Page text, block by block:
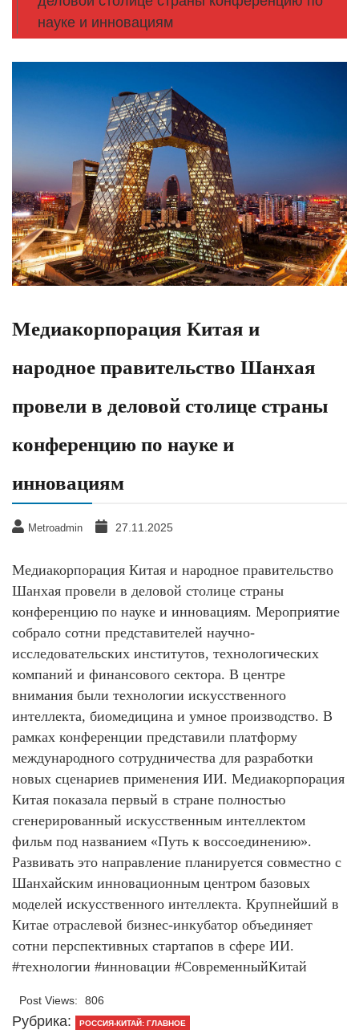
науке и инновациям
Медиакорпорация Китая и
народное правительство Шанхая
провели в деловой столице страны
конференцию по науке и
инновациям
Metroadmin 27.11.2025
Медиакорпорация Китая и народное правительство
Шанхая провели в деловой столице страны
конференцию по науке и инновациям. Мероприятие
собрало сотни представителей научно-
исследовательских институтов, технологических
компаний и финансового сектора. В центре
внимания были технологии искусственного
интеллекта, биомедицина и умное производство. В
рамках конференции представили платформу
международного сотрудничества для разработки
новых сценариев применения ИИ. Медиакорпорация
Китая показала первый в стране полностью
сгенерированный искусственным интеллектом
фильм под названием «Путь к воссоединению».
Развивать это направление планируется совместно с
Шанхайским инновационным центром базовых
моделей искусственного интеллекта. Крупнейший в
Китае отраслевой бизнес-инкубатор объединяет
сотни перспективных стартапов в сфере ИИ.
#технологии #инновации #СовременныйКитай
Post Views: 806
Рубрика: РОССИЯ-КИТАЙ: ГЛАВНОЕ